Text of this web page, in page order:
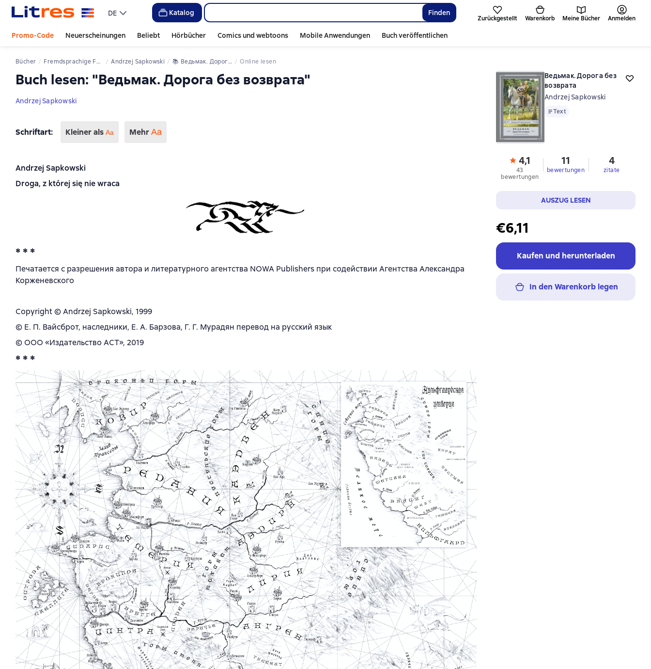
DE Katalog Finden
Zurückgestellt Warenkorb Meine Bücher Anmelden
Promo-Code Neuerscheinungen Beliebt Hörbücher Comics und webtoons Mobile Anwendungen Buch veröffentlichen
Bücher Fremdsprachige Fantasy Andrzej Sapkowski 📚 Ведьмак. Дорога без возврата Online lesen
Buch lesen: "Ведьмак. Дорога без возврата"
Andrzej Sapkowski
Schriftart: Kleiner als Aa Mehr Аа
Andrzej Sapkowski
Droga, z której się nie wraca
* * *
Печатается с разрешения автора и литературного агентства NOWA Publishers при содействии Агентства Александра
Корженевского
Copyright © Andrzej Sapkowski, 1999
© Е. П. Вайсброт, наследники, Е. А. Барзова, Г. Г. Мурадян перевод на русский язык
© ООО «Издательство АСТ», 2019
* * *
Ведьмак. Дорога без
возврата
Andrzej Sapkowski
TextText
4,1
43
bewertungen
11
bewertungen
4
zitate
AUSZUG LESEN
€6,11
Kaufen und herunterladen
In den Warenkorb legen